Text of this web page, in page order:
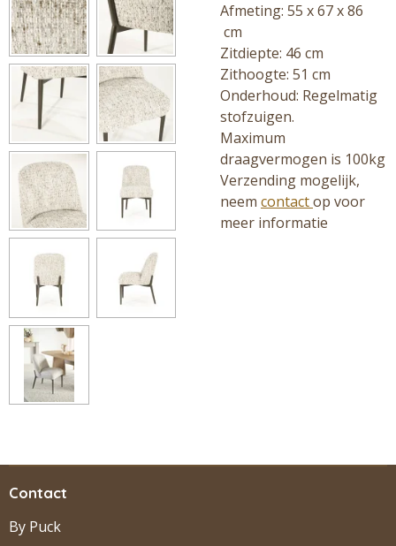
Afmeting: 55 x 67 x 86
cm
Zitdiepte: 46 cm
Zithoogte: 51 cm
Onderhoud: Regelmatig
stofzuigen.
Maximum
draagvermogen is 100kg
Verzending mogelijk,
neem contactop voor
meer informatie
Contact
By Puck